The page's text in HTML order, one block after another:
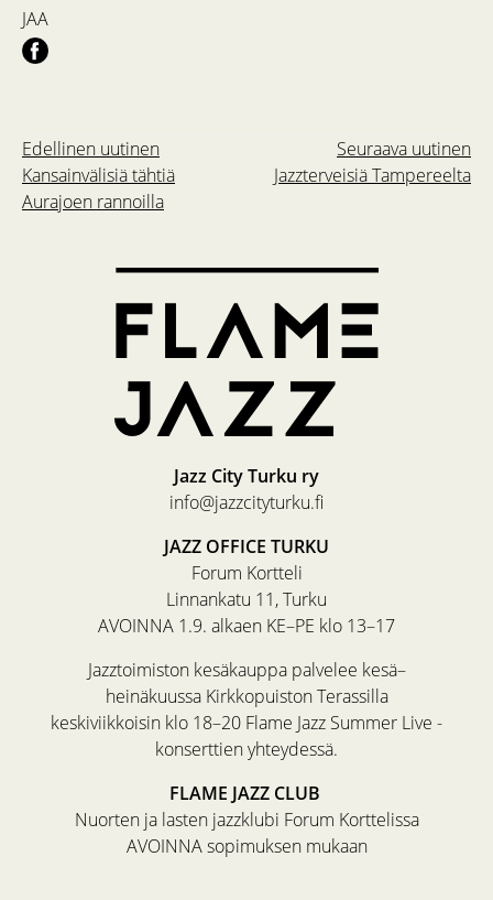
JAA
Seuraava uutinen
Jazzterveisiä Tampereelta
Edellinen uutinen
Kansainvälisiä tähtiä
Aurajoen rannoilla
Jazz City Turku ry
info@jazzcityturku.fi
JAZZ OFFICE TURKU
Forum Kortteli
Linnankatu 11, Turku
AVOINNA 1.9. alkaen KE–PE klo 13–17
Jazztoimiston kesäkauppa palvelee kesä–
heinäkuussa Kirkkopuiston Terassilla
keskiviikkoisin klo 18–20 Flame Jazz Summer Live -
konserttien yhteydessä.
FLAME JAZZ CLUB
Nuorten ja lasten jazzklubi Forum Korttelissa
AVOINNA sopimuksen mukaan